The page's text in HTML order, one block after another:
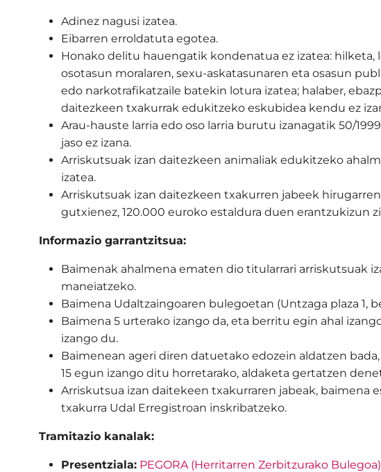
Adinez nagusi izatea.
Eibarren erroldatuta egotea.
Honako delitu hauengatik kondenatua ez izatea: hilketa,
osotasun moralaren, sexu-askatasunaren eta osasun
edo narkotrafikatzaile batekin lotura izatea; halaber,
daitezkeen txakurrak edukitzeko eskubidea kendu ez
Arau-hauste larria edo oso larria burutu izanagatik 50/
jaso ez izana.
Arriskutsuak izan daitezkeen animaliak edukitzeko
izatea.
Arriskutsuak izan daitezkeen txakurren jabeek
gutxienez, 120.000 euroko estaldura duen erantzukizun
Informazio garrantzitsua:
Baimenak ahalmena ematen dio titularrari arriskutsuak
maneiatzeko.
Baimena Udaltzaingoaren bulegoetan (Untzaga plaza 1,
Baimena 5 urterako izango da, eta berritu egin ahal
izango du.
Baimenean ageri diren datuetako edozein aldatzen
15 egun izango ditu horretarako, aldaketa gertatzen
Arriskutsua izan daitekeen txakurraren jabeak, baimena
txakurra Udal Erregistroan inskribatzeko.
Tramitazio kanalak:
Presentziala: PEGORA (Herritarren Zerbitzurako Bulegoa)